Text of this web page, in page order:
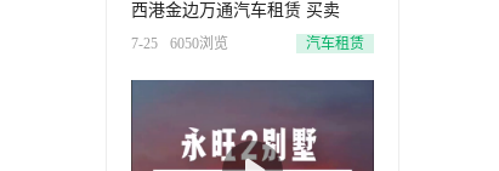
西港金边万通汽车租赁 买卖
7-25 6050浏览 汽车租赁